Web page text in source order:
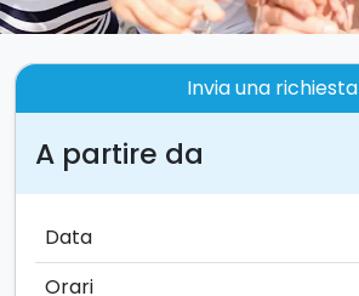
Invia una richiesta
A partire da
Data
Orari